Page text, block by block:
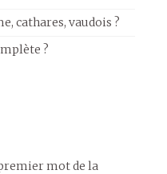
cathares, vaudois ?
?
mot de la